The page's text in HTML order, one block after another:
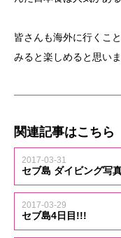
皆さんも海外に行くこ
みると楽しめると思いま
関連記事はこちら
2017-03-31
セブ島 ダイビング写
2017-03-29
セブ島4日目!!!